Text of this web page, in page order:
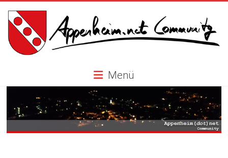
content
Appenheim.net
Community
Menü